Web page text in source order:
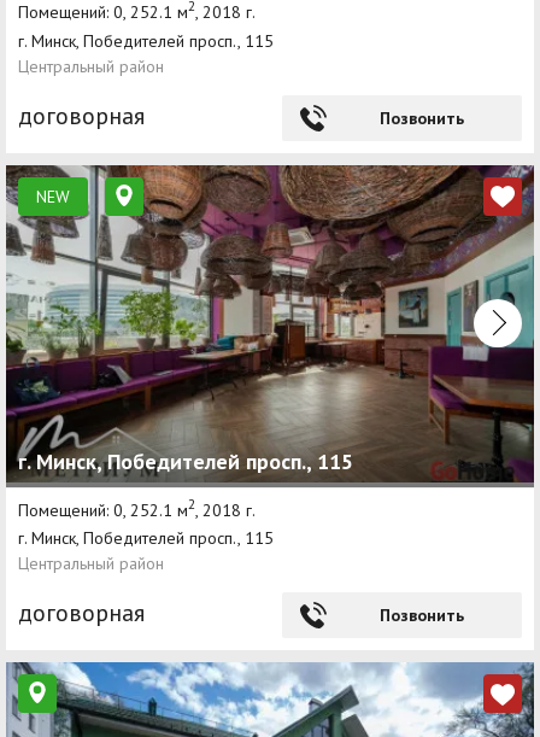
Помещений: 0, 252.1 м2, 2018 г.
г. Минск, Победителей просп., 115
Центральный район
договорная Позвонить
NEW
г. Минск, Победителей просп., 115
Помещений: 0, 252.1 м2 , 2018 г.
г. Минск, Победителей просп., 115
Центральный район
договорная Позвонить